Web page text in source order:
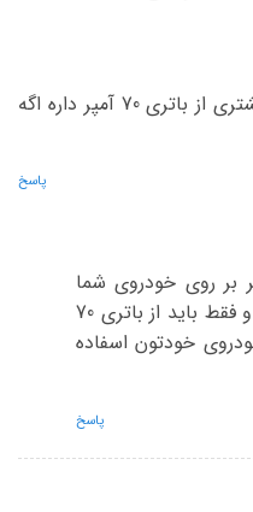
باتری 80 آمپر چقدر طول عمر بیشتری از باتری 70 آمپر داره اگه
پاسخ
عزیز باتری 80 آمپر بر روی خودروی شما
قابل نصب نمی باشد. شما فقط و فقط باید از باتری 70
خودتون اسفاده
پاسخ